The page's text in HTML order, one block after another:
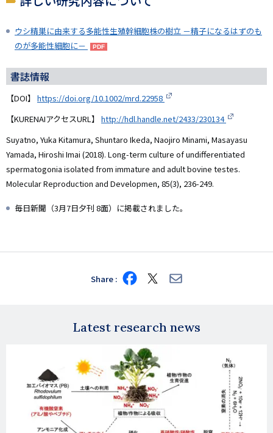
ウシ精巣に由来する多能性生殖幹細胞株の樹立 －精子になるはずのも
のが多能性細胞に－
書誌情報
【DOI】 https://doi.org/10.1002/mrd.22958
【KURENAIアクセスURL】 http://hdl.handle.net/2433/230134
Suyatno, Yuka Kitamura, Shuntaro Ikeda, Naojiro Minami, Masayasu
Yamada, Hiroshi Imai (2018). Long-term culture of undifferentiated
spermatogonia isolated from immature and adult bovine testes.
Molecular Reproduction and Developmen, 85(3), 236-249.
毎日新聞（3月7日夕刊 8面）に掲載されました。
Share Share
on
Share
on
Share
via
Latest research news